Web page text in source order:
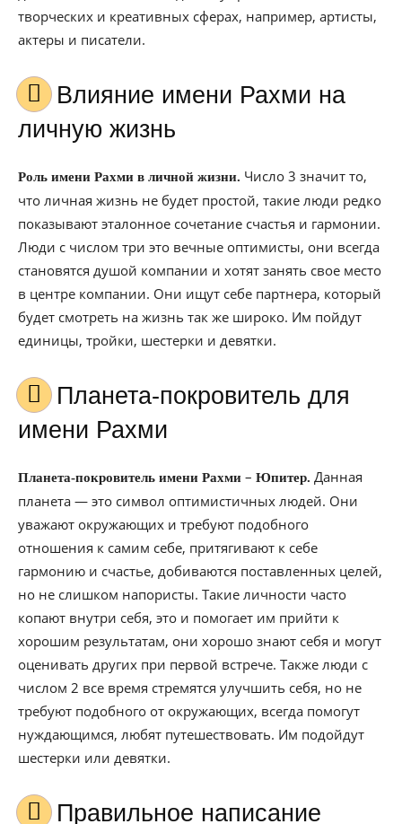
творческих и креативных сферах, например, артисты,
актеры и писатели.
Влияние имени Рахми на
личную жизнь
Роль имени Рахми в личной жизни. Число 3 значит то,
что личная жизнь не будет простой, такие люди редко
показывают эталонное сочетание счастья и гармонии.
Люди с числом три это вечные оптимисты, они всегда
становятся душой компании и хотят занять свое место
в центре компании. Они ищут себе партнера, который
будет смотреть на жизнь так же широко. Им пойдут
единицы, тройки, шестерки и девятки.
Планета-покровитель для
имени Рахми
Планета-покровитель имени Рахми – Юпитер. Данная
планета — это символ оптимистичных людей. Они
уважают окружающих и требуют подобного
отношения к самим себе, притягивают к себе
гармонию и счастье, добиваются поставленных целей,
но не слишком напористы. Такие личности часто
копают внутри себя, это и помогает им прийти к
хорошим результатам, они хорошо знают себя и могут
оценивать других при первой встрече. Также люди с
числом 2 все время стремятся улучшить себя, но не
требуют подобного от окружающих, всегда помогут
нуждающимся, любят путешествовать. Им подойдут
шестерки или девятки.
Правильное написание